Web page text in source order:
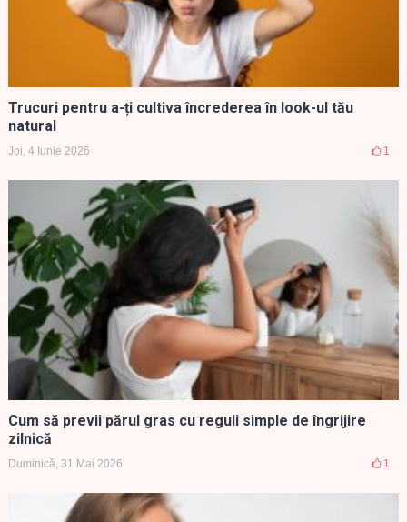
Trucuri pentru a-ți cultiva încrederea în look-ul tău
natural
Joi, 4 Iunie 2026 1
Cum să previi părul gras cu reguli simple de îngrijire
zilnică
Duminică, 31 Mai 2026 1